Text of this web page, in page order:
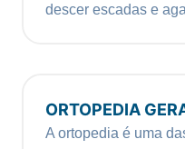
descer escadas e
ORTOPEDIA
A ortopedia é uma